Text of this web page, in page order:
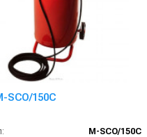
SCO/150C
М-SCO/150C